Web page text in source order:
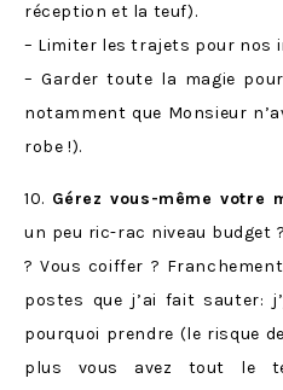
réception et la teuf).
– Limiter les trajets pour nos
– Garder toute la magie
notamment que Monsieur
robe !).
10. Gérez vous-même votre
un peu ric-rac niveau budget
? Vous coiffer ?
postes que j’ai fait sauter:
pourquoi prendre (le risque
plus vous avez tout le